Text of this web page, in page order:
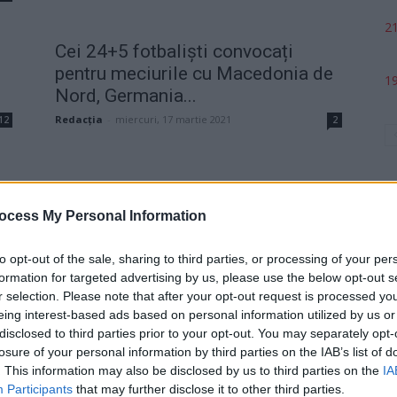
My Personal Information
opt-out of the sale, sharing to third parties, or processing of your
for targeted advertising by us, please use the below opt-out
selection. Please note that after your opt-out request is processed
interest-based ads based on personal information utilized by us
to third parties prior to your opt-out. You may separately
of your personal information by third parties on the IAB’s list of
This information may also be disclosed by us to third parties on the
Participants that may further disclose it to other third parties.
12
Cei 24+5 fotbaliști convocați
pentru meciurile cu Macedonia de
Nord, Germania...
Redacţia miercuri, 17 martie 2021 2